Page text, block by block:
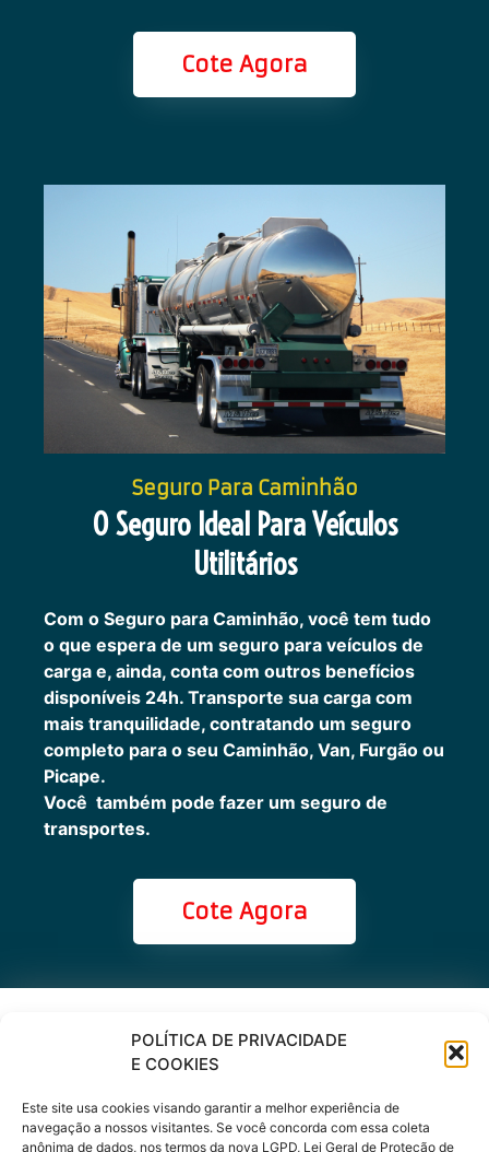
POLÍTICA DE PRIVACIDADE
E COOKIES
Este site usa cookies visando garantir a melhor experiência de
navegação a nossos visitantes. Se você concorda com essa coleta
anônima de dados, nos termos da nova LGPD, Lei Geral de Proteção de
Cote Agora
Seguro Para Caminhão
O Seguro Ideal Para Veículos
Utilitários
Com o Seguro para Caminhão, você tem tudo
o que espera de um seguro para veículos de
carga e, ainda, conta com outros benefícios
disponíveis 24h. Transporte sua carga com
mais tranquilidade, contratando um seguro
completo para o seu Caminhão, Van, Furgão ou
Picape.
Você também pode fazer um seguro de
transportes.
Cote Agora
Cote online ou
peça via